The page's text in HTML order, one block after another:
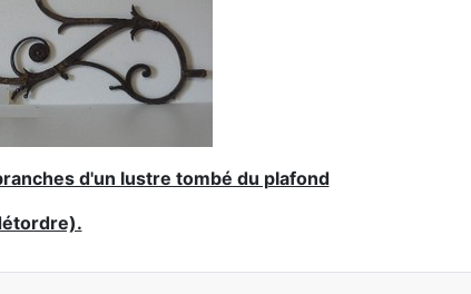
d'un lustre tombé du plafond